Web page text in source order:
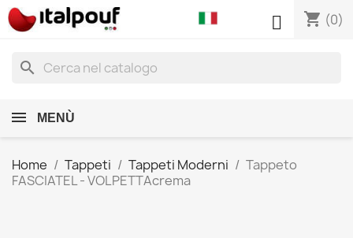
shopping_cart (0)

search
MENÙ
Home Tappeti Tappeti Moderni
Tappeto
FASCIATEL - VOLPETTAcrema